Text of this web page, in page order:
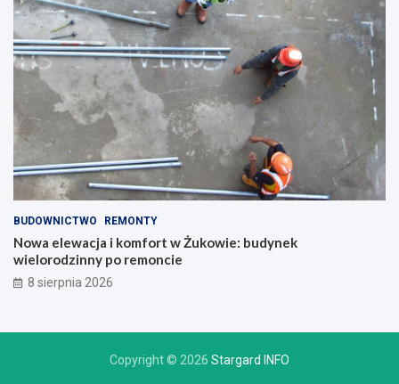
BUDOWNICTWO REMONTY
Nowa elewacja i komfort w Żukowie: budynek
wielorodzinny po remoncie
8 sierpnia 2026
Copyright © 2026 Stargard INFO